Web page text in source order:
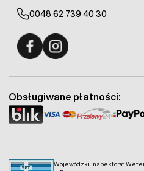
0048 62 739 40 30
Wojewódzki Inspektorat
Obsługiwane płatności: